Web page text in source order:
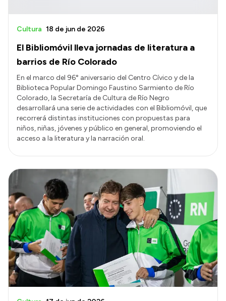
Licitaciones
El Bibliomóvil lleva jornadas de literatura a
barrios de Río Colorado
Cultura 18 de jun de 2026
En el marco del 96° aniversario del Centro Cívico y de la
Biblioteca Popular Domingo Faustino Sarmiento de Río
Colorado, la Secretaría de Cultura de Río Negro
desarrollará una serie de actividades con el Bibliomóvil, que
recorrerá distintas instituciones con propuestas para
niños, niñas, jóvenes y público en general, promoviendo el
acceso a la literatura y la narración oral.